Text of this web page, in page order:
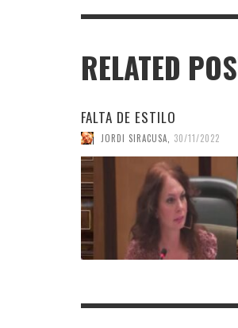
RELATED
FALTA DE ESTILO
JORDI SIRACUSA 30/11/2022